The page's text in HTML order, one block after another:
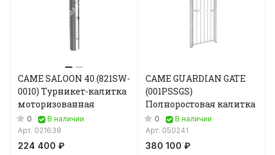
CAME SALOON 40 (821SW-
0010) Турникет-калитка
моторизованная
0
В наличии
Арт. 021638
224 400 ₽
CAME GUARDIAN GATE
(001PSSGS)
Полноростовая калитка
0
В наличии
Арт. 050241
380 100 ₽